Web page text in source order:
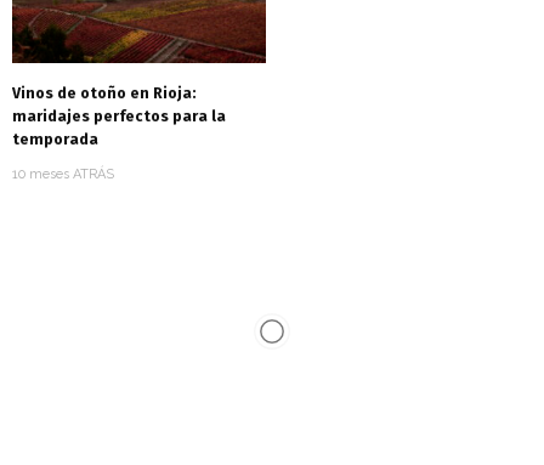
Vinos de otoño en Rioja:
maridajes perfectos para la
temporada
10 meses ATRÁS